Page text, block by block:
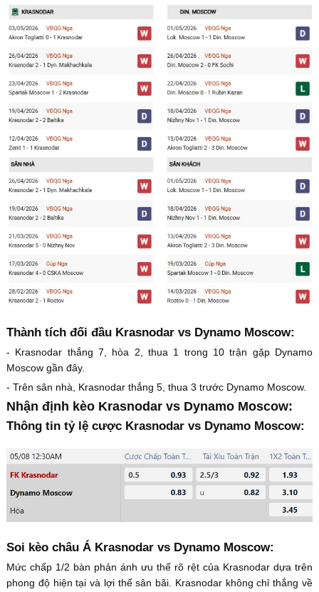
Thành tích đối đầu Krasnodar vs Dynamo Moscow:
- Krasnodar thắng 7, hòa 2, thua 1 trong 10 trận gặp Dynamo
Moscow gần đây.
- Trên sân nhà, Krasnodar thắng 5, thua 3 trước Dynamo Moscow.
Nhận định kèo Krasnodar vs Dynamo Moscow:
Thông tin tỷ lệ cược Krasnodar vs Dynamo Moscow:
Soi kèo châu Á Krasnodar vs Dynamo Moscow:
Mức chấp 1/2 bàn phản ánh ưu thế rõ rệt của Krasnodar dựa trên
phong độ hiện tại và lợi thế sân bãi. Krasnodar không chỉ thắng về